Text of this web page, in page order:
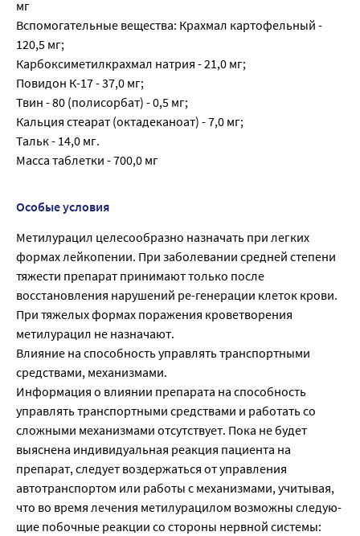
мг
Вспомогательные вещества: Крахмал картофельный -
120,5 мг;
Карбоксиметилкрахмал натрия - 21,0 мг;
Повидон К-17 - 37,0 мг;
Твин - 80 (полисорбат) - 0,5 мг;
Кальция стеарат (октадеканоат) - 7,0 мг;
Тальк - 14,0 мг.
Масса таблетки - 700,0 мг
Особые условия
Метилурацил целесообразно назначать при легких
формах лейкопении. При заболевании средней степени
тяжести препарат принимают только после
восстановления нарушений ре-генерации клеток крови.
При тяжелых формах поражения кроветворения
метилурацил не назначают.
Влияние на способность управлять транспортными
средствами, механизмами.
Информация о влиянии препарата на способность
управлять транспортными средствами и работать со
сложными механизмами отсутствует. Пока не будет
выяснена индивидуальная реакция пациента на
препарат, следует воздержаться от управления
автотранспортом или работы с механизмами, учитывая,
что во время лечения метилурацилом возможны следую-
щие побочные реакции со стороны нервной системы: